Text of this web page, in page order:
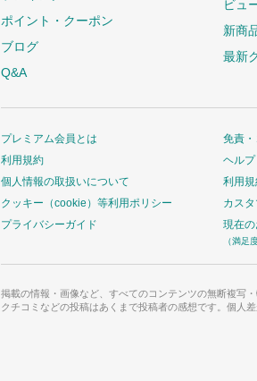
ポイント・クーポン
ブログ
Q&A
ビュ
新商
最新
プレミアム会員とは
利用規約
個人情報の取扱いについて
クッキー（cookie）等利用ポリシー
プライバシーガイド
免責・
ヘル
利用
カス
現在
（満足
掲載の情報・画像など、すべてのコンテンツの無断複写・
クチコミなどの投稿はあくまで投稿者の感想です。個人